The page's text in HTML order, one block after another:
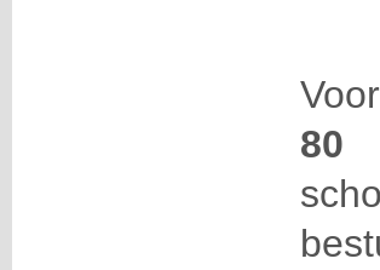
80